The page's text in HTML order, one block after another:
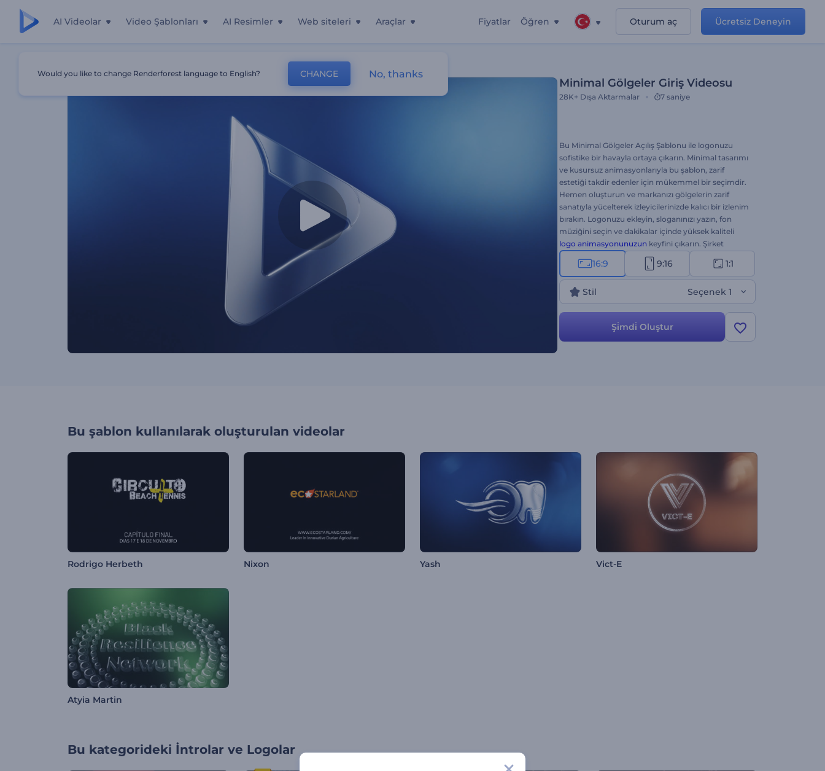
AI Videolar Video Şablonları AI Resimler Web siteleri Araçlar Fiyatlar Öğren Oturum aç Ücretsiz Deneyin
Minimal Gölgeler Giriş Videosu
28K+ Dışa Aktarmalar 7 saniye
Bu Minimal Gölgeler Açılış Şablonu ile logonuzu
sofistike bir havayla ortaya çıkarın. Minimal tasarımı
ve kusursuz animasyonlarıyla bu şablon, zarif
estetiği takdir edenler için mükemmel bir seçimdir.
Hemen oluşturun ve markanızı gölgelerin zarif
sanatıyla yücelterek izleyicilerinizde kalıcı bir izlenim
bırakın. Logonuzu ekleyin, sloganınızı yazın, fon
müziğini seçin ve dakikalar içinde yüksek kaliteli
logo animasyonunuzun keyfini çıkarın. Şirket
tanıtımları, ürün tanıtımları, sunum açılışları, kanal
girişleri veya çıkışları ve daha birçok proje için
mükemmel. Hemen deneyin!
16:9 9:16 1:1
Stil Seçenek 1
Şi̇mdi̇ Oluştur
Bu şablon kullanılarak oluşturulan videolar
Rodrigo Herbeth Nixon Yash Vict-E
Atyia Martin
Bu kategorideki İntrolar ve Logolar
Would you like to change Renderforest language to English? CHANGE No, thanks